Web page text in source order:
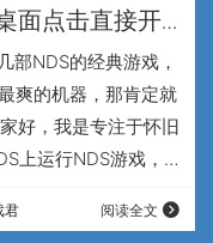
面点击直接开
部NDS的经典游戏，
爽的机器，那肯定就
好，我是专注于怀旧
上运行NDS游戏，
软件来运行，但是
君 阅读全文